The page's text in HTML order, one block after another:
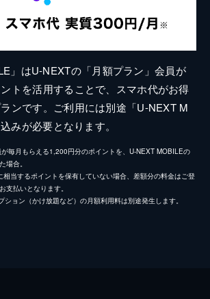
」はU-NEXTの「月額プラン」会員が
トを活用することで、スマホ代がお得
ンです。ご利用には別途「U-NEXT M
みが必要となります。
毎月もらえる1,200円分のポイントを、U-NEXT MOBILEの
場合。
当するポイントを保有していない場合、差額分の料金はご登
支払いとなります。
ョン（かけ放題など）の月額利用料は別途発生します。